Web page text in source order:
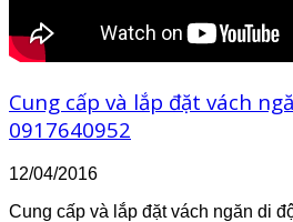
Cung cấp và lắp đặt vách
0917640952
12/04/2016
Cung cấp và lắp đặt vách ngăn di